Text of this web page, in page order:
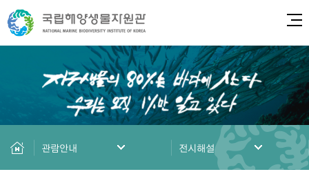
관람안내 전시해설